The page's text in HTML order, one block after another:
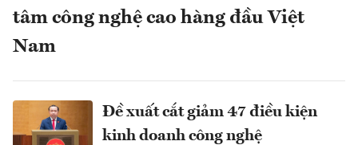
tâm công nghệ cao hàng đầu Việt
Nam
Đề xuất cắt giảm 47 điều kiện
kinh doanh công nghệ